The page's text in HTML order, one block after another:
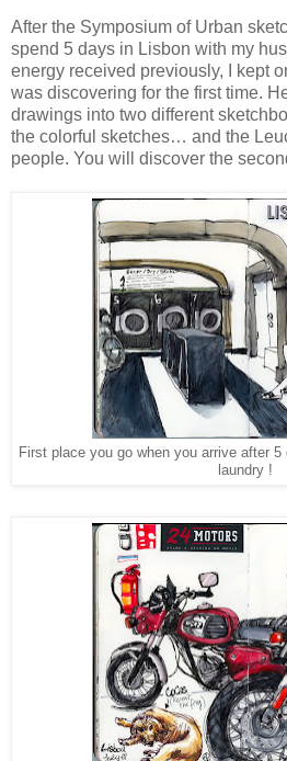
After the Symposium of Urban
spend 5 days in Lisbon with my
energy received previously, I kept
was discovering for the first time.
drawings into two different
the colorful sketches… and the
people. You will discover the
First place you go when you arrive after
laundry !